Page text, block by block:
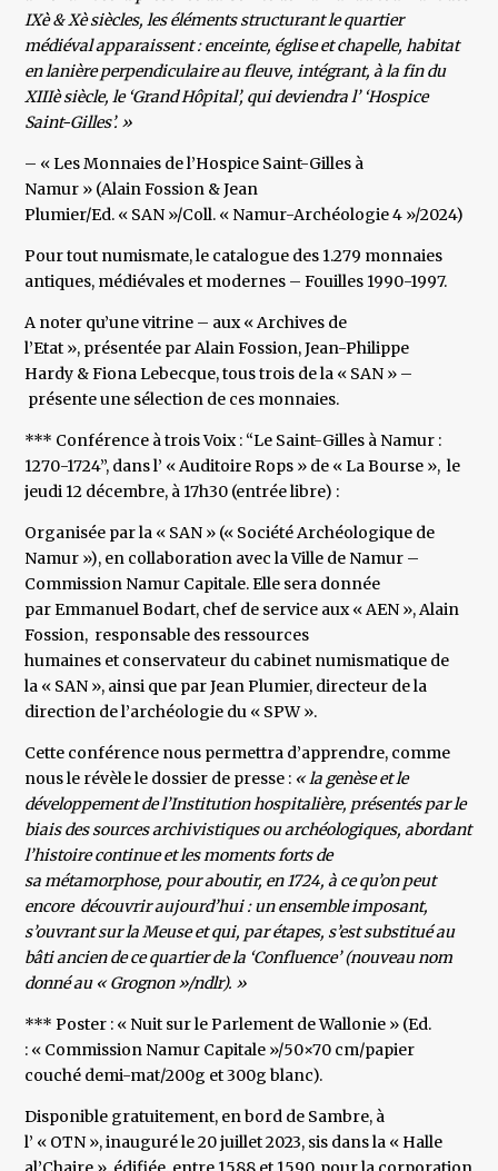
IXè & Xè siècles, les éléments structurant le quartier
médiéval apparaissent : enceinte, église et chapelle, habitat
en lanière perpendiculaire au fleuve, intégrant, à la fin du
XIIIè siècle, le ‘Grand Hôpital’, qui deviendra l’ ‘Hospice
Saint-Gilles’. »
– « Les Monnaies de l’Hospice Saint-Gilles à
Namur » (Alain Fossion & Jean
Plumier/Ed. « SAN »/Coll. « Namur-Archéologie 4 »/2024)
Pour tout numismate, le catalogue des 1.279 monnaies
antiques, médiévales et modernes – Fouilles 1990-1997.
A noter qu’une vitrine – aux « Archives de
l’Etat », présentée par Alain Fossion, Jean-Philippe
Hardy & Fiona Lebecque, tous trois de la « SAN » –
présente une sélection de ces monnaies.
*** Conférence à trois Voix : “Le Saint-Gilles à Namur :
1270-1724”, dans l’ « Auditoire Rops » de « La Bourse », le
jeudi 12 décembre, à 17h30 (entrée libre) :
Organisée par la « SAN » (« Société Archéologique de
Namur »), en collaboration avec la Ville de Namur –
Commission Namur Capitale. Elle sera donnée
par Emmanuel Bodart, chef de service aux « AEN », Alain
Fossion, responsable des ressources
humaines et conservateur du cabinet numismatique de
la « SAN », ainsi que par Jean Plumier, directeur de la
direction de l’archéologie du « SPW ».
Cette conférence nous permettra d’apprendre, comme
nous le révèle le dossier de presse : « la genèse et le
développement de l’Institution hospitalière, présentés par le
biais des sources archivistiques ou archéologiques, abordant
l’histoire continue et les moments forts de
sa métamorphose, pour aboutir, en 1724, à ce qu’on peut
encore découvrir aujourd’hui : un ensemble imposant,
s’ouvrant sur la Meuse et qui, par étapes, s’est substitué au
bâti ancien de ce quartier de la ‘Confluence’ (nouveau nom
donné au « Grognon »/ndlr). »
*** Poster : « Nuit sur le Parlement de Wallonie » (Ed.
: « Commission Namur Capitale »/50×70 cm/papier
couché demi-mat/200g et 300g blanc).
Disponible gratuitement, en bord de Sambre, à
l’ « OTN », inauguré le 20 juillet 2023, sis dans la « Halle